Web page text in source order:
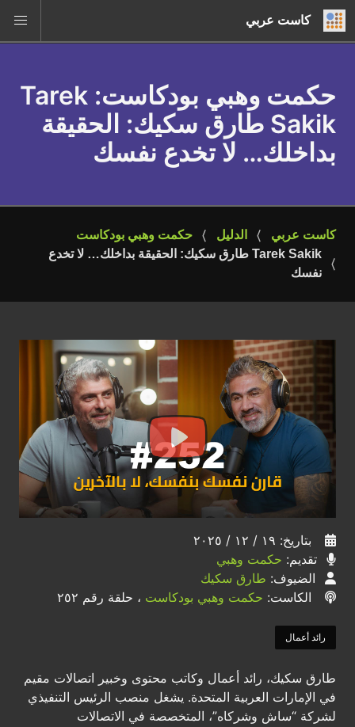
كاست عربي
حكمت وهبي بودكاست : Tarek
Sakik طارق سكيك: الحقيقة
بداخلك… لا تخدع نفسك
كاست عربي الدليل
حكمت وهبي بودكاست
Tarek Sakik طارق سكيك: الحقيقة بداخلك… لا تخدع
نفسك
بتاريخ: ١٩ / ١٢ / ٢٠٢٥
تقديم: حكمت وهبي
الضيوف: طارق سكيك
الكاست: حكمت وهبي بودكاست ، حلقة رقم ٢٥٢
رائد أعمال
طارق سكيك، رائد أعمال وكاتب محتوى وخبير اتصالات مقيم
في الإمارات العربية المتحدة. يشغل منصب الرئيس التنفيذي
لشركة “ساش وشركاه”، المتخصصة في الاتصالات